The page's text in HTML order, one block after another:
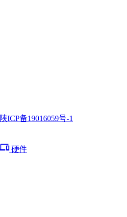
陕ICP备19016059号-1
硬件